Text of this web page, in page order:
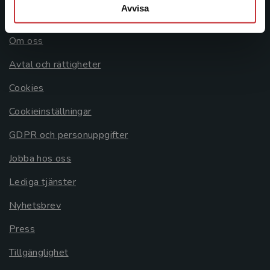
Avvisa
Om oss
Avtal och rättigheter
Cookies
Cookieinställningar
GDPR och personuppgifter
Jobba hos oss
Lediga tjänster
Nyhetsbrev
Press
Tillgänglighet